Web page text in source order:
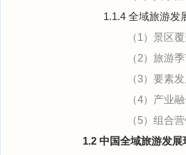
1.1.4 全域旅游发
（1）景区
（2）旅游
（3）要素
（4）产业
（5）组合
1.2 中国全域旅游发展